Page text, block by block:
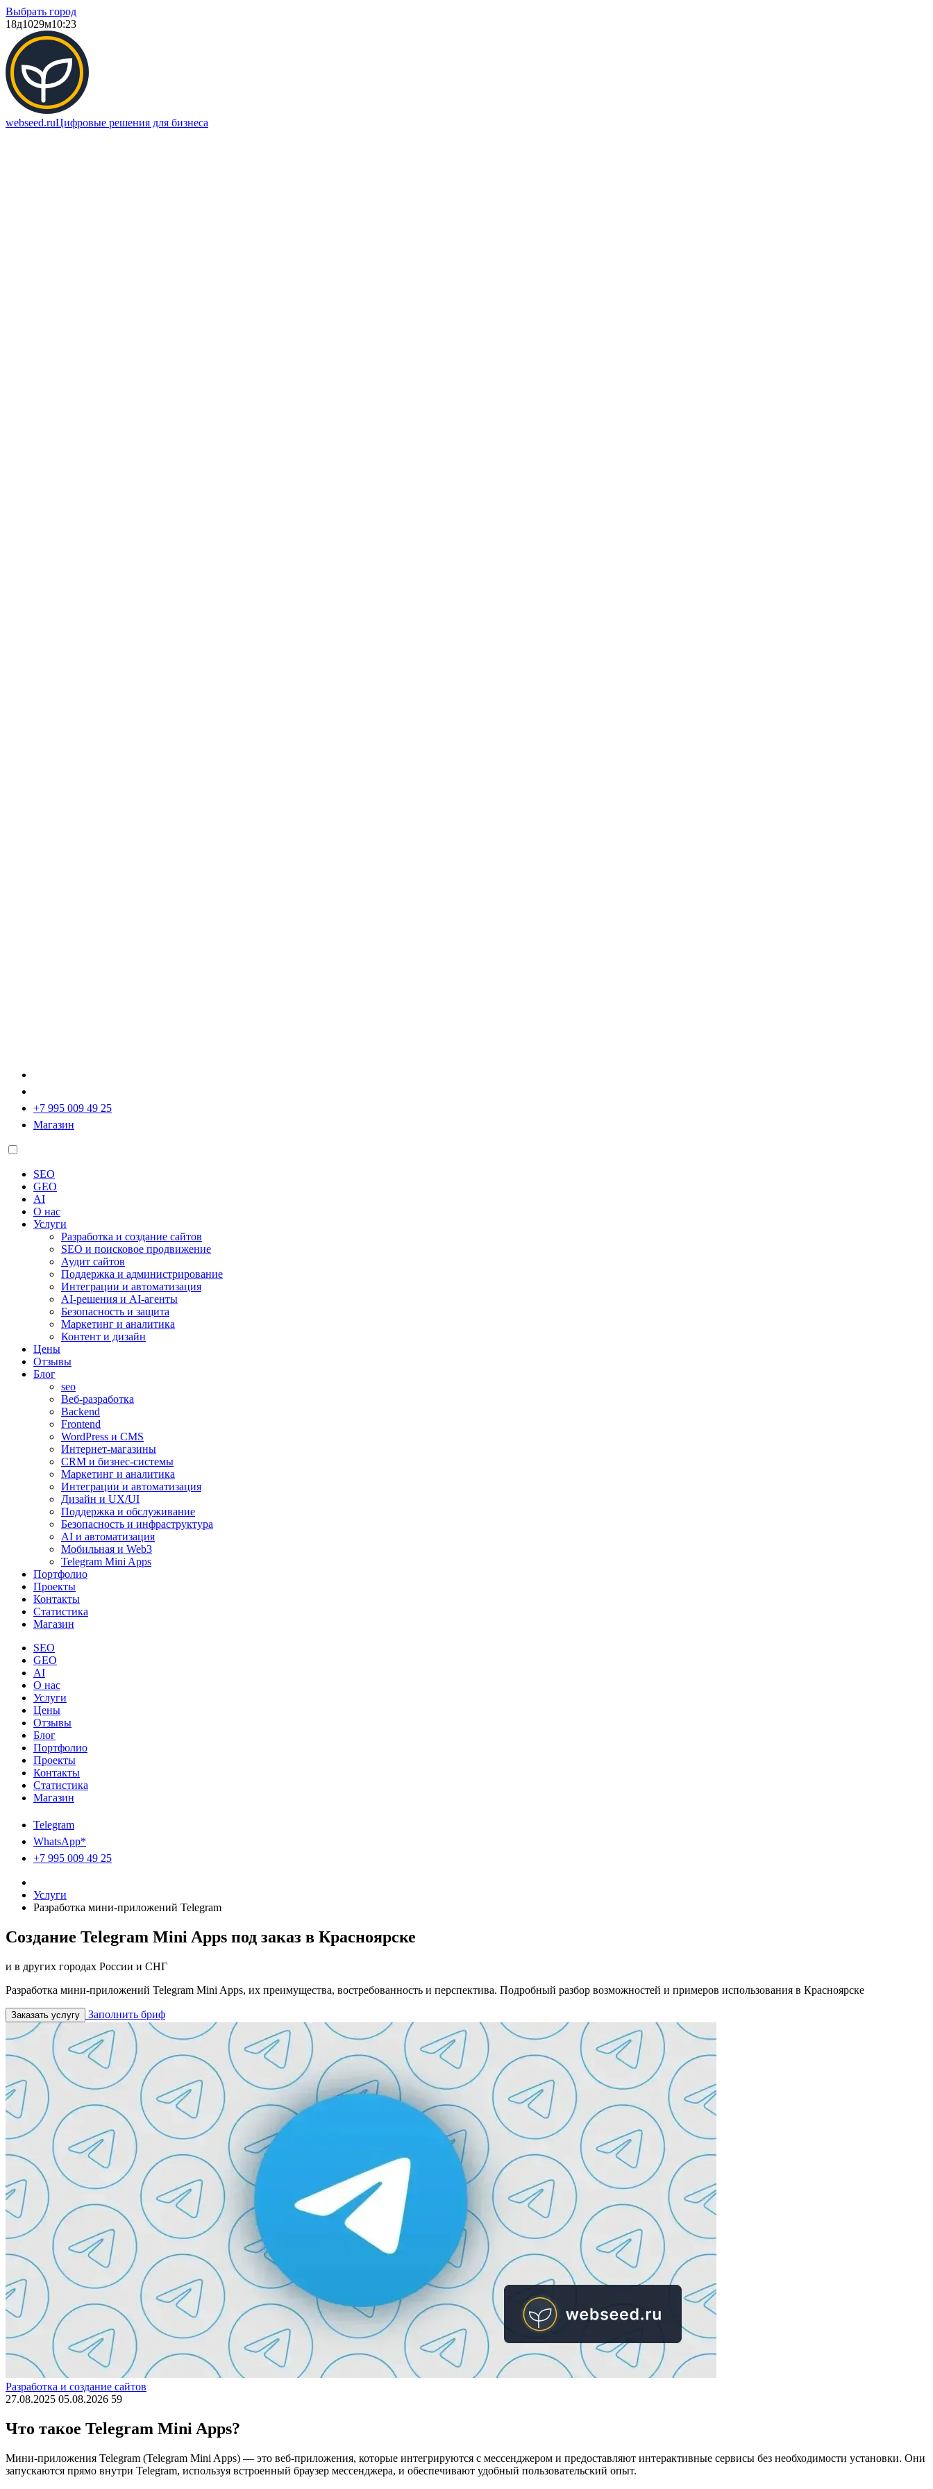
Выбрать город
18д1029м10:23
webseed.ruЦифровые решения для бизнеса
+7 995 009 49 25
Магазин
SEO
GEO
AI
О нас
Услуги
Разработка и создание сайтов
SEO и поисковое продвижение
Аудит сайтов
Поддержка и администрирование
Интеграции и автоматизация
AI-решения и AI-агенты
Безопасность и защита
Маркетинг и аналитика
Контент и дизайн
Цены
Отзывы
Блог
seo
Веб-разработка
Backend
Frontend
WordPress и CMS
Интернет-магазины
CRM и бизнес-системы
Маркетинг и аналитика
Интеграции и автоматизация
Дизайн и UX/UI
Поддержка и обслуживание
Безопасность и инфраструктура
AI и автоматизация
Мобильная и Web3
Telegram Mini Apps
Портфолио
Проекты
Контакты
Статистика
Магазин
SEO
GEO
AI
О нас
Услуги
Цены
Отзывы
Блог
Портфолио
Проекты
Контакты
Статистика
Магазин
Telegram
WhatsApp*
+7 995 009 49 25
Услуги
Разработка мини-приложений Telegram
Создание Telegram Mini Apps под заказ в Красноярске
и в других городах России и СНГ
Разработка мини-приложений Telegram Mini Apps, их преимущества, востребованность и перспектива. Подробный разбор возможностей и примеров использования в Красноярске
Заказать услугу Заполнить бриф
Разработка и создание сайтов
27.08.2025 05.08.2026 59
Что такое Telegram Mini Apps?
Мини-приложения Telegram (Telegram Mini Apps) — это веб-приложения, которые интегрируются с мессенджером и предоставляют интерактивные сервисы без необходимости установки. Они
запускаются прямо внутри Telegram, используя встроенный браузер мессенджера, и обеспечивают удобный пользовательский опыт.